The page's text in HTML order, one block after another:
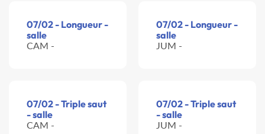
07/02 - Longueur -
salle
CAM -
07/02 - Longueur -
salle
JUM -
07/02 - Triple saut
- salle
CAM -
07/02 - Triple saut
- salle
JUM -